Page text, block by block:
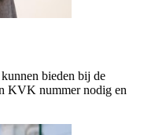
bieden bij de
KVK nummer nodig en